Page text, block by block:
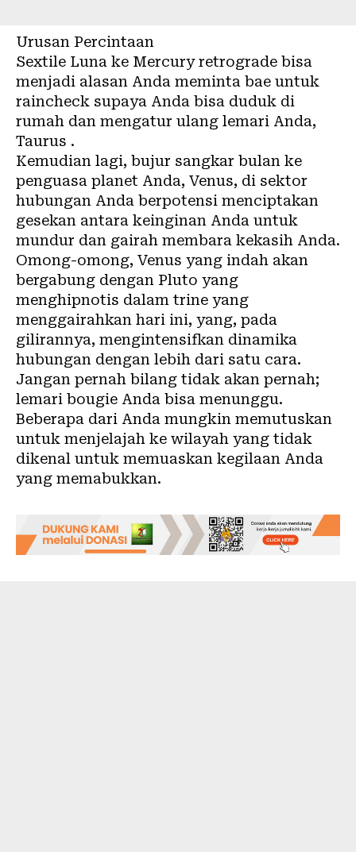
Urusan Percintaan
Sextile Luna ke Mercury retrograde bisa
menjadi alasan Anda meminta bae untuk
raincheck supaya Anda bisa duduk di
rumah dan mengatur ulang lemari Anda,
Taurus .
Kemudian lagi, bujur sangkar bulan ke
penguasa planet Anda, Venus, di sektor
hubungan Anda berpotensi menciptakan
gesekan antara keinginan Anda untuk
mundur dan gairah membara kekasih Anda.
Omong-omong, Venus yang indah akan
bergabung dengan Pluto yang
menghipnotis dalam trine yang
menggairahkan hari ini, yang, pada
gilirannya, mengintensifkan dinamika
hubungan dengan lebih dari satu cara.
Jangan pernah bilang tidak akan pernah;
lemari bougie Anda bisa menunggu.
Beberapa dari Anda mungkin memutuskan
untuk menjelajah ke wilayah yang tidak
dikenal untuk memuaskan kegilaan Anda
yang memabukkan.